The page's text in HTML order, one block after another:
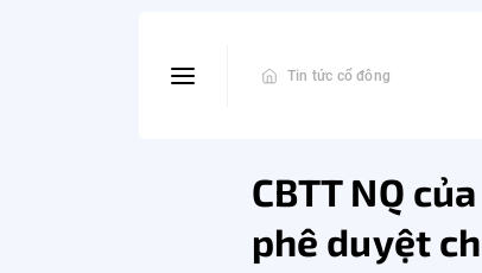
Tin tức cổ đông
CBTT NQ
phê duyệt